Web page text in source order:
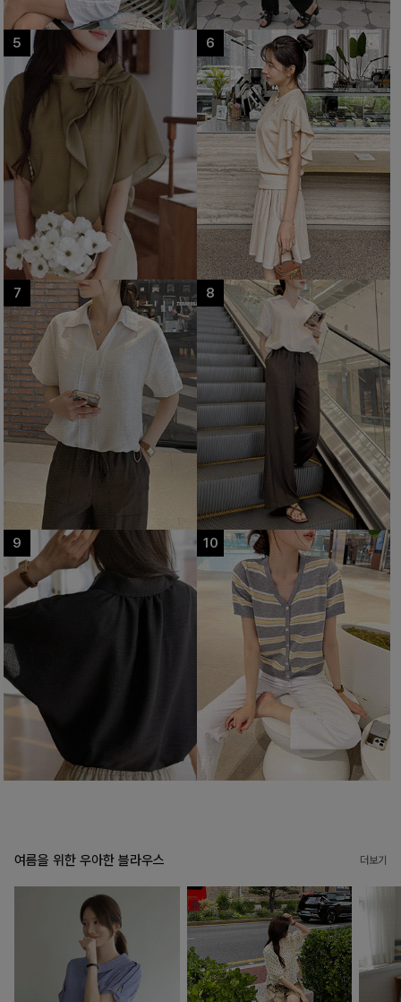
여름을 위한 우아한 블라우스 더보기